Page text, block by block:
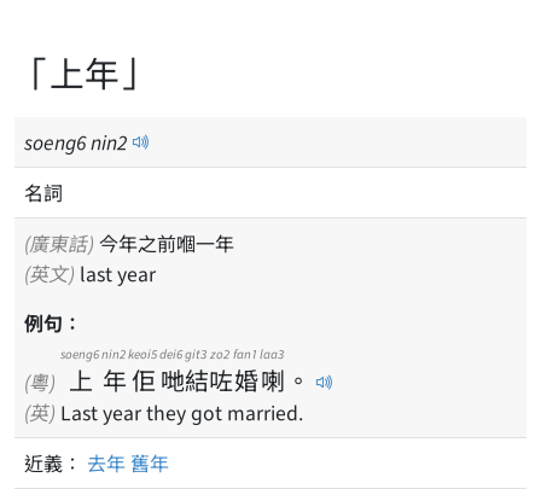
「上年」
soeng6nin2
名詞
(廣東話) 今年之前嗰一年
(英文) last year
例句：
(粵) 上
soeng6
年
nin2
佢
keoi5
哋
dei6
結
git3
咗
zo2
婚
fan1
喇
laa3
。
(英) Last year they got married.
近義： 去年 舊年